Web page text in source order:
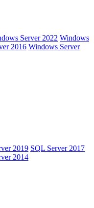
Server 2022 Windows
2016 Windows Server
2019 SQL Server 2017
2014